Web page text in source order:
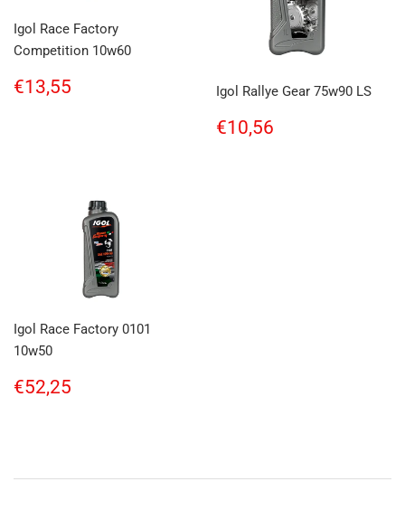
Igol Race Factory
Competition 10w60
Regular
price
€13,55 Igol Rallye Gear 75w90 LS
Regular
price
€10,56
Igol Race Factory 0101
10w50
Regular
price
€52,25